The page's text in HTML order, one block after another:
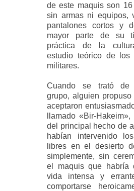
de este maquis son 16
sin armas ni equipos,
pantalones cortos y
mayor parte de su
práctica de la
estudio teórico de los
militares.
Cuando se trató de
grupo, alguien
aceptaron
llamado «Bir-
del principal hecho de
habían intervenido
libres en el desierto
simplemente, sin
el maquis que habría
vida intensa y
comportarse